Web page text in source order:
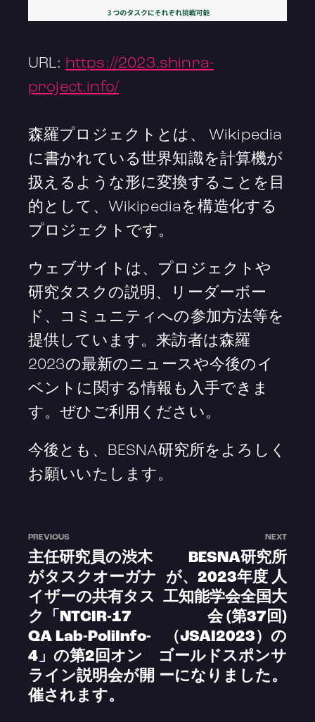
URL: https://2023.shinra-
project.info/
森羅プロジェクトとは、 Wikipedia
に書かれている世界知識を計算機が
扱えるような形に変換することを目
的として、Wikipediaを構造化する
プロジェクトです。
ウェブサイトは、プロジェクトや
研究タスクの説明、リーダーボー
ド、コミュニティへの参加方法等を
提供しています。来訪者は森羅
2023の最新のニュースや今後のイ
ベントに関する情報も入手できま
す。ぜひご利用ください。
今後とも、BESNA研究所をよろしく
お願いいたします。
PREVIOUS
主任研究員の渋木
がタスクオーガナ
イザーの共有タス
ク「NTCIR-17
QA Lab-PoliInfo-
4」の第2回オン
ライン説明会が開
催されます。
NEXT
BESNA研究所
が、2023年度 人
工知能学会全国大
会 (第37回)
（JSAI2023）の
ゴールドスポンサ
ーになりました。